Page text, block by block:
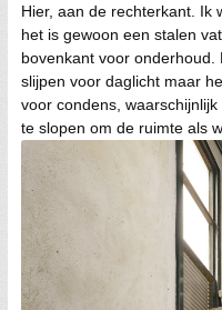
Hier, aan de rechterkant. Ik
het is gewoon een stalen
bovenkant voor
slijpen voor daglicht maar
voor condens,
te slopen om de ruimte als